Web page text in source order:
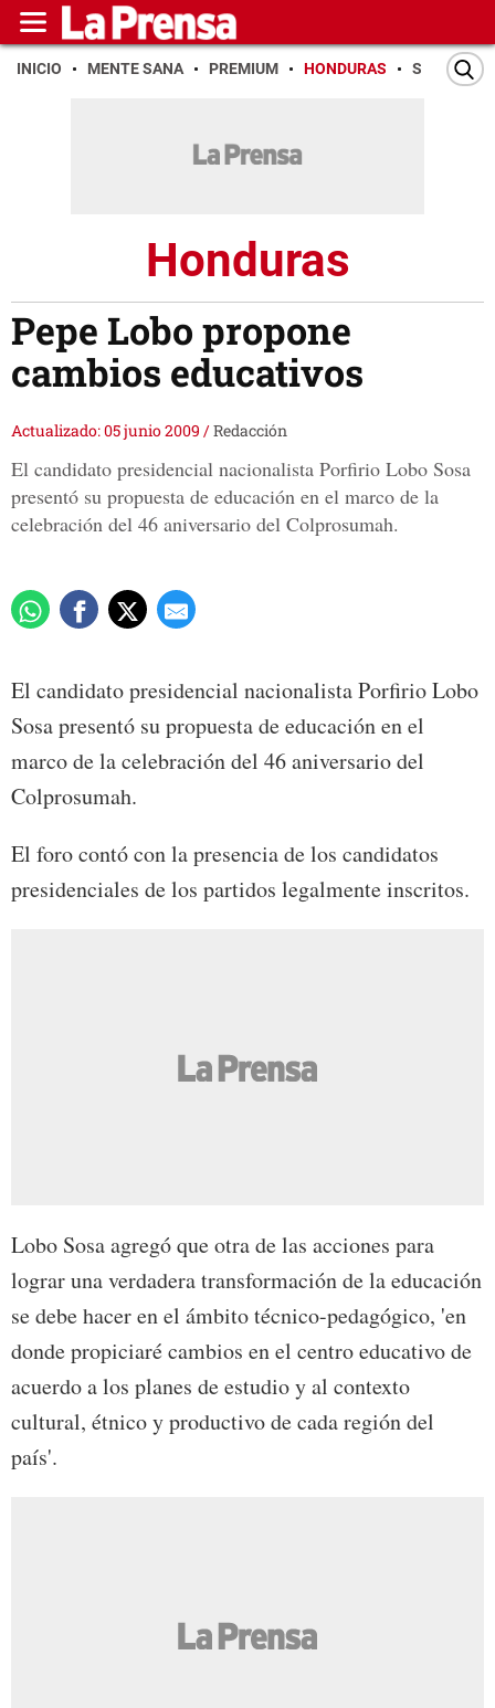
INICIO MENTE SANA PREMIUM HONDURAS SAN PEDRO
Honduras
Pepe Lobo propone
cambios educativos
Actualizado: 05 junio 2009 /Redacción
El candidato presidencial nacionalista Porfirio Lobo Sosa
presentó su propuesta de educación en el marco de la
celebración del 46 aniversario del Colprosumah.
El candidato presidencial nacionalista Porfirio Lobo
Sosa presentó su propuesta de educación en el
marco de la celebración del 46 aniversario del
Colprosumah.
El foro contó con la presencia de los candidatos
presidenciales de los partidos legalmente inscritos.
Lobo Sosa agregó que otra de las acciones para
lograr una verdadera transformación de la educación
se debe hacer en el ámbito técnico-pedagógico, 'en
donde propiciaré cambios en el centro educativo de
acuerdo a los planes de estudio y al contexto
cultural, étnico y productivo de cada región del
país'.